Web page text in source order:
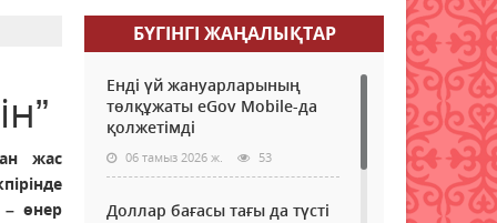
жас
– өнер
БҮГІНГI ЖАҢАЛЫҚТАР
Енді үй жануарларының
төлқұжаты eGov Mobile-да
қолжетімді
06 тамыз 2026 ж. 53
Доллар бағасы тағы да түсті